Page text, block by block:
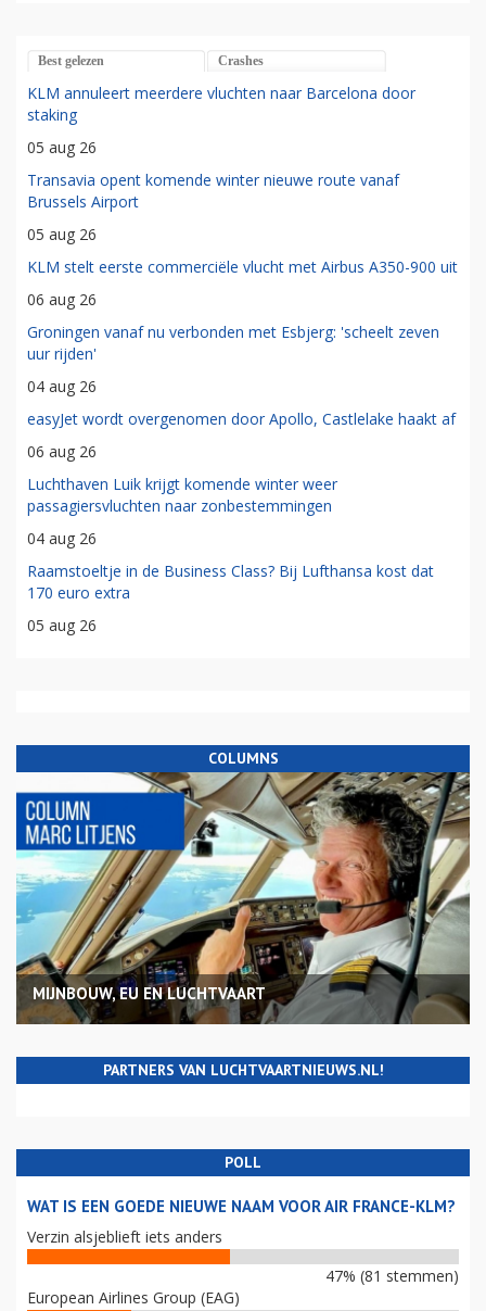
Best gelezen Crashes
KLM annuleert meerdere vluchten naar Barcelona door
staking
05 aug 26
Transavia opent komende winter nieuwe route vanaf
Brussels Airport
05 aug 26
KLM stelt eerste commerciële vlucht met Airbus A350-900 uit
06 aug 26
Groningen vanaf nu verbonden met Esbjerg: 'scheelt zeven
uur rijden'
04 aug 26
easyJet wordt overgenomen door Apollo, Castlelake haakt af
06 aug 26
Luchthaven Luik krijgt komende winter weer
passagiersvluchten naar zonbestemmingen
04 aug 26
Raamstoeltje in de Business Class? Bij Lufthansa kost dat
170 euro extra
05 aug 26
COLUMNS
MIJNBOUW, EU EN LUCHTVAART
PARTNERS VAN LUCHTVAARTNIEUWS.NL!
POLL
WAT IS EEN GOEDE NIEUWE NAAM VOOR AIR FRANCE-KLM?
Verzin alsjeblieft iets anders
47% (81 stemmen)
European Airlines Group (EAG)